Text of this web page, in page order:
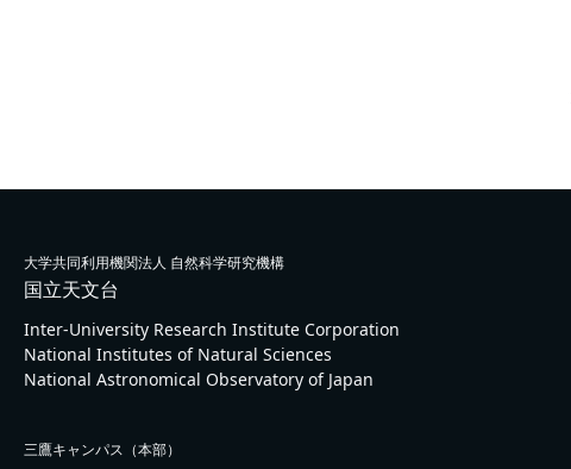
大学共同利用機関法人 自然科学研究機構
国立天文台
Inter-University Research Institute Corporation
National Institutes of Natural Sciences
National Astronomical Observatory of Japan
三鷹キャンパス（本部）